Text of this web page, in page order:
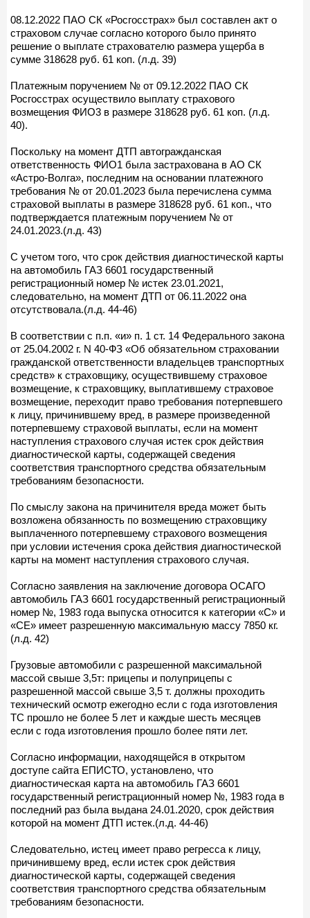
08.12.2022 ПАО СК «Росгосстрах» был составлен акт о
страховом случае согласно которого было принято
решение о выплате страхователю размера ущерба в
сумме 318628 руб. 61 коп. (л.д. 39)
Платежным поручением № от 09.12.2022 ПАО СК
Росгосстрах осуществило выплату страхового
возмещения ФИО3 в размере 318628 руб. 61 коп. (л.д.
40).
Поскольку на момент ДТП автогражданская
ответственность ФИО1 была застрахована в АО СК
«Астро-Волга», последним на основании платежного
требования № от 20.01.2023 была перечислена сумма
страховой выплаты в размере 318628 руб. 61 коп., что
подтверждается платежным поручением № от
24.01.2023.(л.д. 43)
С учетом того, что срок действия диагностической карты
на автомобиль ГАЗ 6601 государственный
регистрационный номер № истек 23.01.2021,
следовательно, на момент ДТП от 06.11.2022 она
отсутствовала.(л.д. 44-46)
В соответствии с п.п. «и» п. 1 ст. 14 Федерального закона
от 25.04.2002 г. N 40-ФЗ «Об обязательном страховании
гражданской ответственности владельцев транспортных
средств» к страховщику, осуществившему страховое
возмещение, к страховщику, выплатившему страховое
возмещение, переходит право требования потерпевшего
к лицу, причинившему вред, в размере произведенной
потерпевшему страховой выплаты, если на момент
наступления страхового случая истек срок действия
диагностической карты, содержащей сведения
соответствия транспортного средства обязательным
требованиям безопасности.
По смыслу закона на причинителя вреда может быть
возложена обязанность по возмещению страховщику
выплаченного потерпевшему страхового возмещения
при условии истечения срока действия диагностической
карты на момент наступления страхового случая.
Согласно заявления на заключение договора ОСАГО
автомобиль ГАЗ 6601 государственный регистрационный
номер №, 1983 года выпуска относится к категории «С» и
«СЕ» имеет разрешенную максимальную массу 7850 кг.
(л.д. 42)
Грузовые автомобили с разрешенной максимальной
массой свыше 3,5т: прицепы и полуприцепы с
разрешенной массой свыше 3,5 т. должны проходить
технический осмотр ежегодно если с года изготовления
ТС прошло не более 5 лет и каждые шесть месяцев
если с года изготовления прошло более пяти лет.
Согласно информации, находящейся в открытом
доступе сайта ЕПИСТО, установлено, что
диагностическая карта на автомобиль ГАЗ 6601
государственный регистрационный номер №, 1983 года в
последний раз была выдана 24.01.2020, срок действия
которой на момент ДТП истек.(л.д. 44-46)
Следовательно, истец имеет право регресса к лицу,
причинившему вред, если истек срок действия
диагностической карты, содержащей сведения
соответствия транспортного средства обязательным
требованиям безопасности.